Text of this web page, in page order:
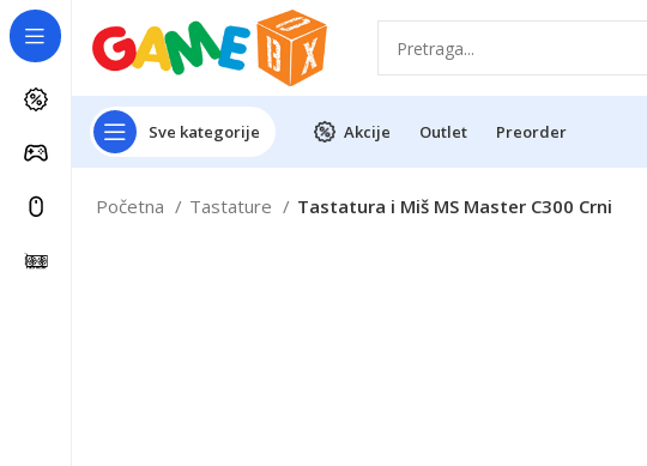
Sve kategorije Akcije Outlet Preorder
Početna Tastature Tastatura i Miš MS Master C300 Crni